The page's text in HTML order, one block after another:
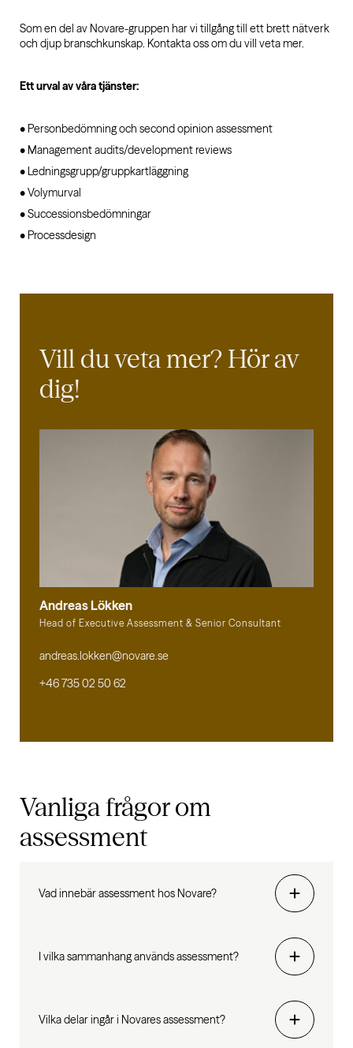
Som en del av Novare-gruppen har vi tillgång till ett brett nätverk
och djup branschkunskap. Kontakta oss om du vill veta mer.
Ett urval av våra tjänster:
• Personbedömning och second opinion assessment
• Management audits/development reviews
• Ledningsgrupp/gruppkartläggning
• Volymurval
• Successionsbedömningar
• Processdesign
Vill du veta mer?Hör av
dig!
Andreas Lökken
Head of Executive Assessment & Senior Consultant
andreas.lokken@novare.se
+46 735 02 50 62
Vanliga frågor om
assessment
Vad innebär assessment hos Novare?
I vilka sammanhang används assessment?
Vilka delar ingår i Novares assessment?